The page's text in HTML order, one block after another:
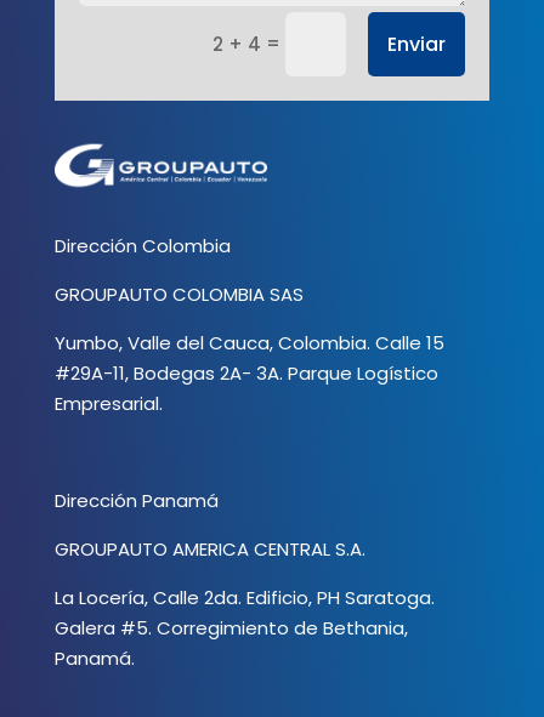
2 + 4 = Enviar
Dirección Colombia
GROUPAUTO COLOMBIA SAS
Yumbo, Valle del Cauca, Colombia. Calle 15
#29A-11, Bodegas 2A- 3A. Parque Logístico
Empresarial.
Dirección Panamá
GROUPAUTO AMERICA CENTRAL S.A.
La Locería, Calle 2da. Edificio, PH Saratoga.
Galera #5. Corregimiento de Bethania,
Panamá.